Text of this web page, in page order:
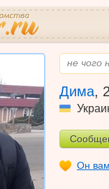
не чого
Дима,
Он